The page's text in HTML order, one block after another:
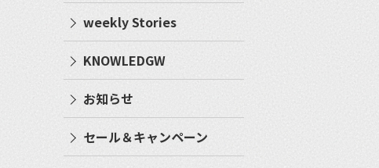
weekly Stories
KNOWLEDGW
お知らせ
セール＆キャンペーン